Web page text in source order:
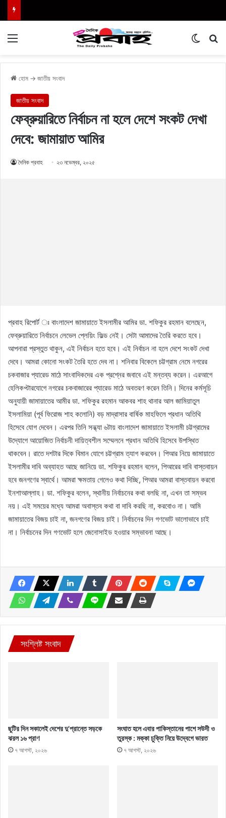
হোম → জাতীয় সংবাদ
জাতীয় সংবাদ
ফেব্রুয়ারিতে নির্বাচন না হলে দেশে সংকট দেখা
দেবে: জামায়াত আমির
দৈনিক প্রবাহ ২৩ নভেম্বর, ২০২৫
প্রবাহ রিপোর্ট ঃ বাংলাদেশ জামায়াতে ইসলামীর আমির ডা. শফিকুর রহমান বলেছেন,
ফেব্রুয়ারিতে নির্বাচনে লেভেল প্লেয়িং ফিল্ড নেই। সেটা আমাদের তৈরি করতে হবে।
আপনারা প্রস্তুত থাকুন, এই নির্বাচন হতে হবে। এই নির্বাচন না হলে দেশে সংকট দেখা
দেবে। আমরা কোনো সংকট তৈরি হতে দেব না। শনিবার বিকেলে চট্টগ্রাম নেমে নগরের
চকবাজার প্যারেড মাঠে সাংবাদিকদের এক প্রশ্নের জবাবে এই মন্তব্য করেন। এরআগে
হেলিকপ্টারযোগে নগরের চকবাজারের প্যারেড মাঠে অবতরণ করেন তিনি। দিনের কর্মসূচি
অনুযায়ী জামায়াতের আমীর ডা. শফিকুর রহমান আকবর শাহ থানার আল জামিয়াতুল
ইসলামিয়া (পূর্ব ফিরোজ শাহ কলোনি) বড় মাদ্রাসার বার্ষিক মাহফিলে প্রধান অতিথি
হিসেবে যোগ দেবেন। এরপর তিনি সন্ধ্যা ৬টায় বাংলাদেশ জামায়াতে ইসলামী চট্টগ্রামের
উদ্যোগে আয়োজিত নির্বাচনী দায়িত্বশীল সম্মেলনে প্রধান অতিথি হিসেবে উপস্থিত
থাকবেন। রাতে দশটার দিকে বিমান যোগে চট্টগ্রাম ত্যাগ করবেন। পিআর নিয়ে জামায়াতে
ইসলামীর দাবি অব্যাহত আছে জানিয়ে ডা. শফিকুর রহমান বলেন, পিআরের দাবি বাস্তবায়ন
হবে জনগণের স্বার্থে। আমরা ক্ষমতায় গেলেও কথা দিচ্ছি, পিআর আমরা বাস্তবায়ন করবো
ইনশাআল্লাহ। ডা. শফিকুর বলেন, স্থানীয় নির্বাচনের কথা বলছি না, এখন তা সম্ভব
নয়। এই সময়ের মধ্যে আমরা অবাস্তব কথা বা দাবি করছি না, করবোও না। আমি
জামায়াতের বিজয় চাই না, জনগণের বিজয় চাই। নির্বাচনের দিন গণভোট ভালোভাবে চাই
না। নির্বাচনের দিন গণভোট হলে জেনোসাইড হওয়ার সম্ভাবনা আছে।
সংশ্লিষ্ট সংবাদ
ছুটির দিন সকালেই দেশের দু’প্রান্তে সড়কে
ঝরল ১৬ প্রাণ
৭ আগস্ট, ২০২৬
সংঘাত হলে এবার পাকিস্তানের পাশে সউদী ও
তুরস্ক : মক্কা চুক্তি নিয়ে উদ্বেগে ভারত
৭ আগস্ট, ২০২৬